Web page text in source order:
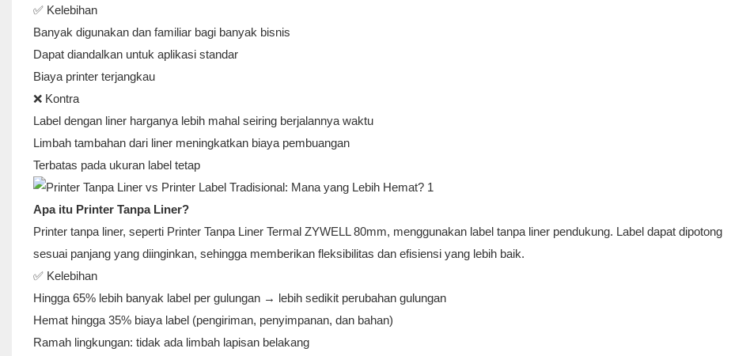
✅ Kelebihan
Banyak digunakan dan familiar bagi banyak bisnis
Dapat diandalkan untuk aplikasi standar
Biaya printer terjangkau
❌ Kontra
Label dengan liner harganya lebih mahal seiring berjalannya waktu
Limbah tambahan dari liner meningkatkan biaya pembuangan
Terbatas pada ukuran label tetap
Apa itu Printer Tanpa Liner?
Printer tanpa liner, seperti Printer Tanpa Liner Termal ZYWELL 80mm, menggunakan label tanpa liner pendukung. Label dapat dipotong
sesuai panjang yang diinginkan, sehingga memberikan fleksibilitas dan efisiensi yang lebih baik.
✅ Kelebihan
Hingga 65% lebih banyak label per gulungan → lebih sedikit perubahan gulungan
Hemat hingga 35% biaya label (pengiriman, penyimpanan, dan bahan)
Ramah lingkungan: tidak ada limbah lapisan belakang